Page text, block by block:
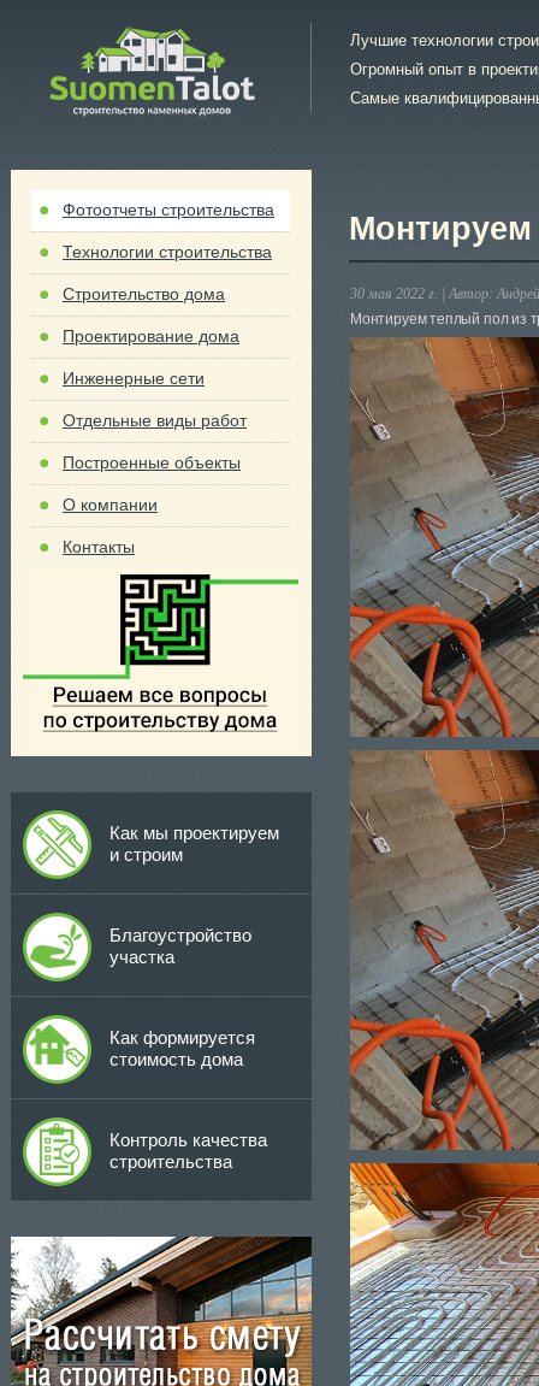
Лучшие технологии
Огромный опыт в
Самые
Фотоотчеты строительства
Технологии строительства
Строительство дома
Проектирование дома
Инженерные сети
Отдельные виды работ
Построенные объекты
О компании
Контакты
Как мы проектируем
и строим
Благоустройство
участка
Как формируется
стоимость дома
Контроль качества
строительства
30 мая 2022 г. |Автор:
Монтируем теплый пол из